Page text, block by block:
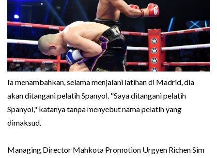
Ia menambahkan, selama menjalani latihan di Madrid, dia
akan ditangani pelatih Spanyol. "Saya ditangani pelatih
Spanyol," katanya tanpa menyebut nama pelatih yang
dimaksud.
Managing Director Mahkota Promotion Urgyen Richen Sim